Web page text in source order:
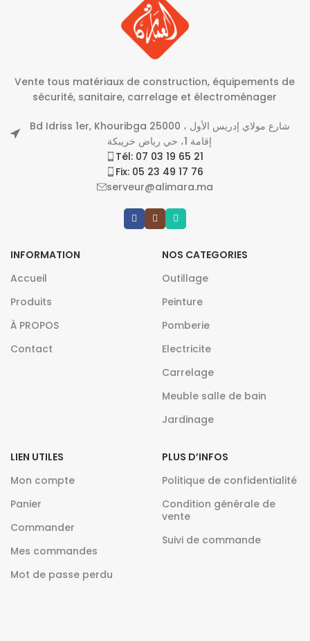
Vente tous matériaux de construction, équipements de
sécurité, sanitaire, carrelage et électroménager
Bd Idriss 1er, Khouribga 25000 شارع مولاي إدريس الأول ،
إقامة 1، حي رياض خريبكة
Tél: 07 03 19 65 21
Fix: 05 23 49 17 76
serveur@alimara.ma
INFORMATION
Accueil
Produits
À PROPOS
Contact
NOS CATEGORIES
Outillage
Peinture
Pomberie
Electricite
Carrelage
Meuble salle de bain
Jardinage
LIEN UTILES
Mon compte
Panier
Commander
Mes commandes
Mot de passe perdu
PLUS D’INFOS
Politique de confidentialité
Condition générale de
vente
Suivi de commande